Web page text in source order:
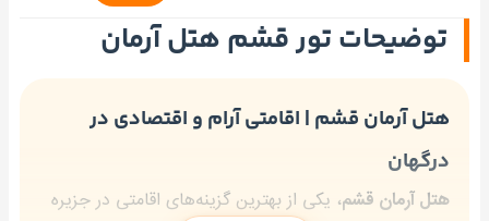
توضیحات تور قشم هتل آرمان
هتل آرمان قشم | اقامتی آرام و اقتصادی در
درگهان
هتل آرمان قشم، یکی از بهترین گزینه‌های اقامتی در جزیره